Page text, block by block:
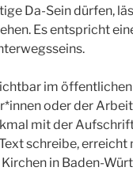
Da-Sein dürfen,
Es entspricht
im
oder der
mit der
schreibe,
in Baden-